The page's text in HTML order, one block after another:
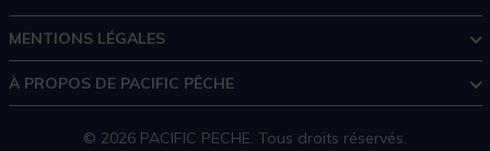
MENTIONS LÉGALES
À PROPOS DE PACIFIC PÊCHE
© 2026 PACIFIC PECHE. Tous droits réservés.